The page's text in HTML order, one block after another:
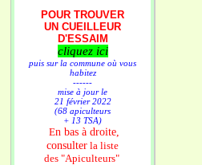
POUR TROUVER
UN CUEILLEUR
D'ESSAIM
cliquez ici
puis sur la commune où vous
habitez
------
mise à jour le
21 février 2022
(68 apiculteurs
+ 13 TSA)
En bas à droite,
consulter la liste
des "Apiculteurs"